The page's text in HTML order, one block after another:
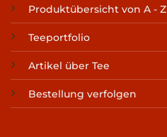
Produktübersicht von A - Z
Teeportfolio
Artikel über Tee
Bestellung verfolgen